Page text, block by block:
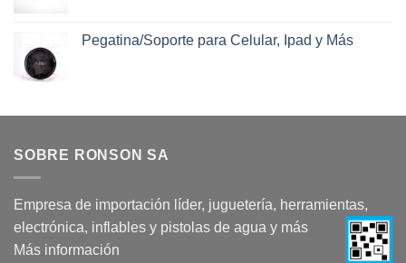
Pegatina/Soporte para Celular, Ipad y Más
SOBRE RONSON SA
Empresa de importación líder, juguetería, herramientas,
electrónica, inflables y pistolas de agua y más
Más información